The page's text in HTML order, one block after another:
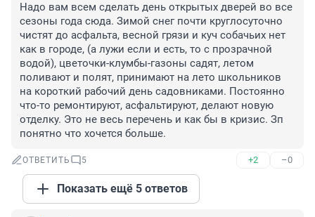
Надо вам всем сделать день открытых дверей во все
сезоны года сюда. Зимой снег почти круглосуточно
чистят до асфальта, весной грязи и куч собачьих нет
как в городе, (а лужи если и есть, то с прозрачной
водой), цветочки-клумбы-газоны садят, летом
поливают и полят, принимают на лето школьников
на короткий рабочий день садовниками. Постоянно
что-то ремонтируют, асфальтируют, делают новую
отделку. Это не весь перечень и как бы в кризис. Зп
понятно что хочется больше.
ОТВЕТИТЬ 5 +2 –0
Показать ещё 5 ответов